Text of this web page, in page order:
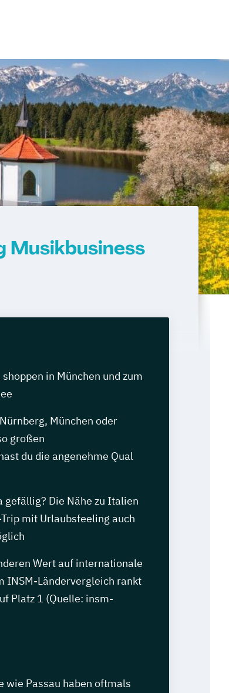
in München und zum
München oder
großen
du die angenehme Qual
gefällig? Die Nähe zu Italien
mit Urlaubsfeeling auch
Wert auf internationale
INSM-Ländervergleich rankt
Platz 1 (Quelle: insm-
wie Passau haben oftmals